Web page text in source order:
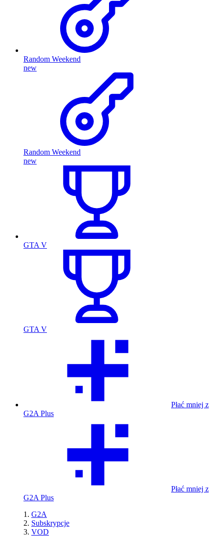
Random Weekend
new
Random Weekend
new
GTA V
GTA V
Płać mniej z
G2A Plus
Płać mniej z
G2A Plus
G2A
Subskrypcje
VOD